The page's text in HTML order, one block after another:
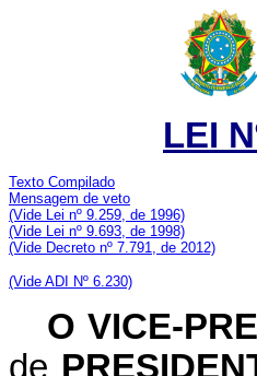
LEI
Texto Compilado
Mensagem de veto
(Vide Lei nº 9.259, de 1996)
(Vide Lei nº 9.693, de 1998)
(Vide Decreto nº 7.791, de 2012)
(Vide ADI Nº 6.230)
O VICE-
de